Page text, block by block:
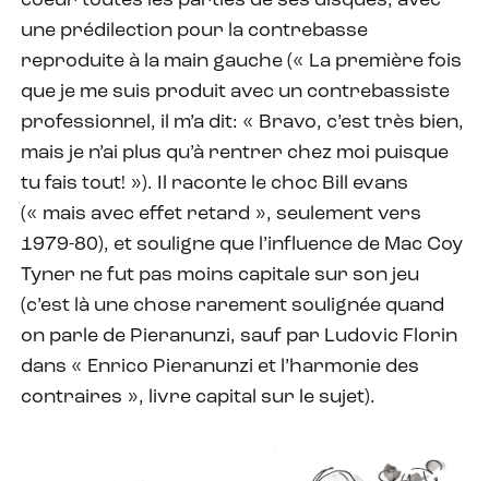
une prédilection pour la contrebasse
reproduite à la main gauche (« La première fois
que je me suis produit avec un contrebassiste
professionnel, il m’a dit: « Bravo, c’est très bien,
mais je n’ai plus qu’à rentrer chez moi puisque
tu fais tout! »). Il raconte le choc Bill evans
(« mais avec effet retard », seulement vers
1979-80), et souligne que l’influence de Mac Coy
Tyner ne fut pas moins capitale sur son jeu
(c’est là une chose rarement soulignée quand
on parle de Pieranunzi, sauf par Ludovic Florin
dans « Enrico Pieranunzi et l’harmonie des
contraires », livre capital sur le sujet).